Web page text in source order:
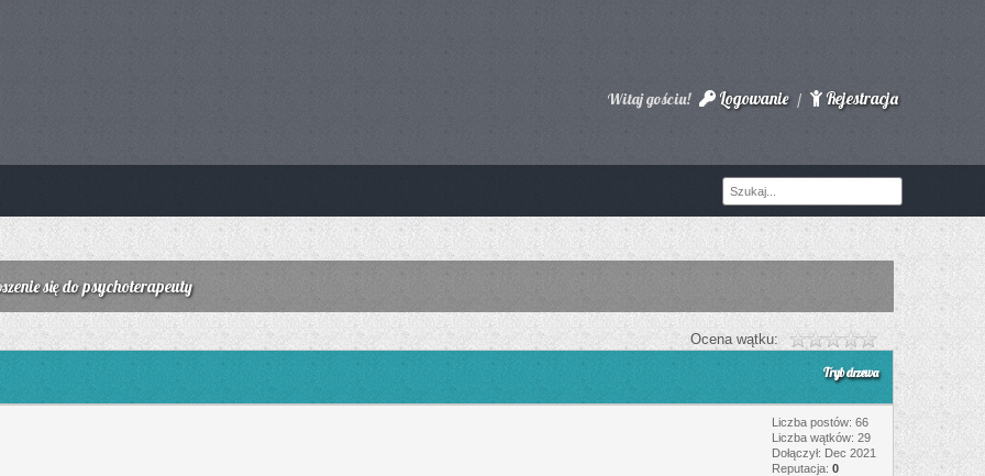
Witaj gościu! Logowanie / Rejestracja
się do psychoterapeuty
Ocena wątku:
Tryb drzewa
Liczba postów: 66
Liczba wątków: 29
Dołączył: Dec 2021
Reputacja: 0